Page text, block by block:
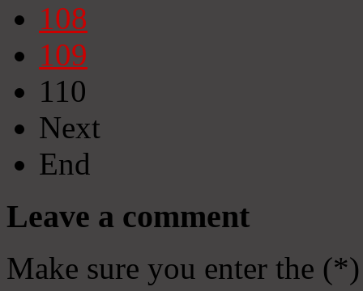
108
109
110
Next
End
Leave a comment
Make sure you enter the